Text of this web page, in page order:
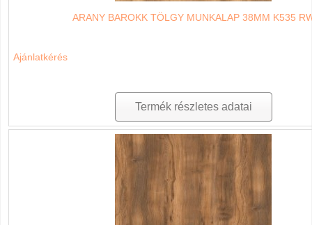
ARANY BAROKK TÖLGY MUNKALAP 38MM K535
Ajánlatkérés
Termék részletes adatai